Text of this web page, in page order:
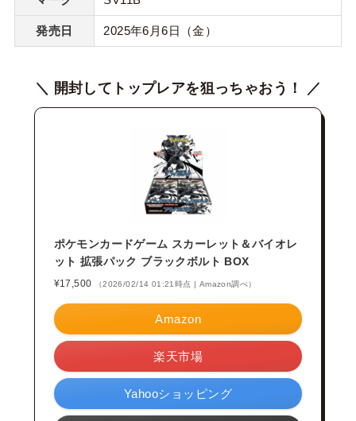
発売日 2025年6月6日（金）
＼ 開封してトップレアを狙っちゃおう！ ／
ポケモンカードゲーム スカーレット＆バイオレ
ット 拡張パック ブラックボルト BOX
¥17,500 （2026/02/14 01:21時点 | Amazon調べ）
Amazon
楽天市場
Yahooショッピング